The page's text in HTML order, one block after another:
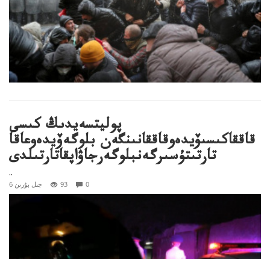
پوليتسەيدىڭ كىسى
قاققاكىسىۆيدەوقاققانىنگەن بلوگەۆيدەوعاقا
تارتىتۇسىرگەنبلوگەرجاۋاپقاتارتىلدى
..
6 جىل بۇرىن 93 0